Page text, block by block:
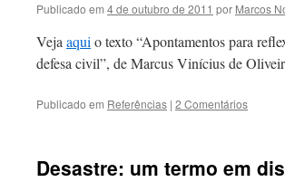
Publicado em 4 de outubro de 2011 por Marcos
Veja aqui o texto “Apontamentos para
defesa civil”, de Marcus Vinícius de
Publicado em Referências | 2 Comentários
Desastre: um termo em